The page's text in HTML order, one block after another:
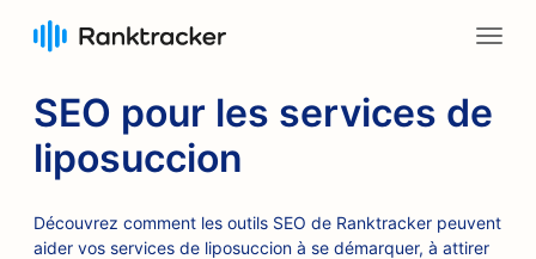
SEO pour les services de
liposuccion
Découvrez comment les outils SEO de Ranktracker peuvent
aider vos services de liposuccion à se démarquer, à attirer